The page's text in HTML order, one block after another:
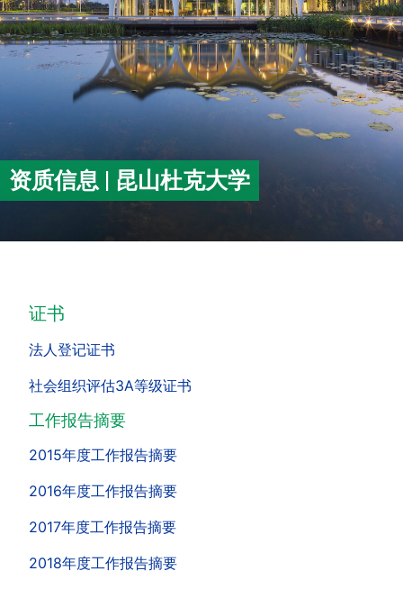
资质信息 | 昆山杜克大学
证书
法人登记证书
社会组织评估3A等级证书
工作报告摘要
2015年度工作报告摘要
2016年度工作报告摘要
2017年度工作报告摘要
2018年度工作报告摘要